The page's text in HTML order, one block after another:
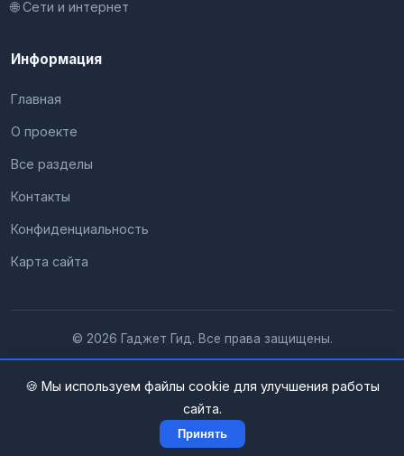
🌐 Сети и интернет
Информация
Главная
О проекте
Все разделы
Контакты
Конфиденциальность
Карта сайта
© 2026 Гаджет Гид. Все права защищены.
🍪 Мы используем файлы cookie для улучшения работы
сайта.
Принять